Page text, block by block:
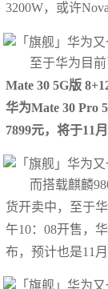
3200W，或许
至于华为目
Mate 30 5G版
华为Mate 30Pro
7899元，将于11
而搭载麒麟
货开卖中，至于
午10：08开售，
布，预计也是11